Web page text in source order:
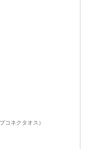
コネクタオス）